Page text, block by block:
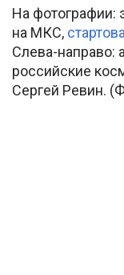
На фотографии:
на МКС,
Слева-направо:
российские
Сергей Ревин.